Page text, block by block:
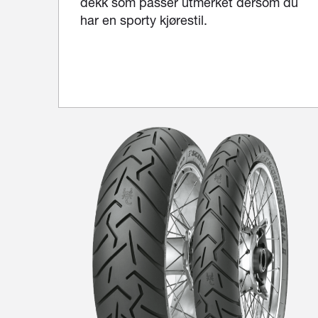
har en sporty kjørestil.